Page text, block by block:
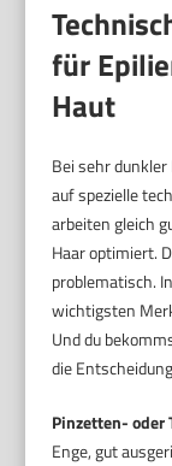
für
Haut
Bei sehr
auf spezielle
arbeiten gleich
Haar optimiert.
problematisch.
wichtigsten
Und du
die
Pinzetten- oder
Enge, gut